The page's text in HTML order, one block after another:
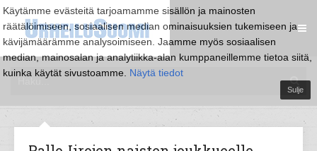
Käytämme evästeitä tarjoamamme sisällön ja mainosten
räätälöimiseen, sosiaalisen median ominaisuuksien tukemiseen ja
kävijämäärämme analysoimiseen. Jaamme myös sosiaalisen
median, mainosalan ja analytiikka-alan kumppaneillemme tietoa siitä,
kuinka käytät sivustoamme. Näytä tiedot
Sulje